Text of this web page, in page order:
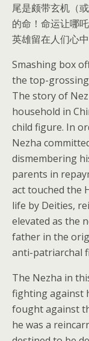
尾是颇带玄机（
的命！命运让哪
英雄留在人们心
Smashing box
the top-
The story of
household in
child figure. In
Nezha
dismembering
parents in
act touched the
life by Deities,
elevated as the
father in the
anti-patriarchal
The Nezha in
fighting against
fought against
he was a